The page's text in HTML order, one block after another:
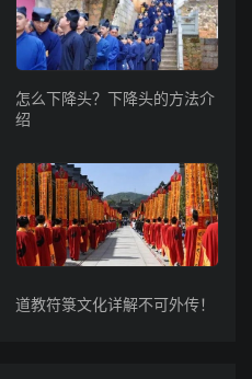
怎么下降头？下降头的方法介
绍
道教符箓文化详解不可外传！